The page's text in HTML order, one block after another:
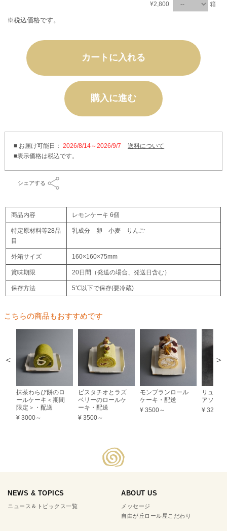
¥2,800 箱
※税込価格です。
カートに入れる
購入に進む
■ お届け可能日：2026/8/14～2026/9/7 送料について
シェアする
商品内容 レモンケーキ 6個
特定原材料等28品
目
乳成分 卵 小麦 りんご
外箱サイズ 160×160×75mm
賞味期限 20日間（発送の場合、発送日含む）
保存方法 5℃以下で保存(要冷蔵)
こちらの商品もおすすめです
抹茶わらび餅のロ
ールケーキ＜期間
限定＞・配送
¥ 3000～
ピスタチオとラズ
ベリーのロールケ
ーキ・配送
¥ 3500～
モンブランロール
ケーキ・配送
¥ 3500～
リュク
アソート
¥ 3200
NEWS & TOPICS
ニュース＆トピックス一覧
ABOUT US
メッセージ
自由が丘ロール屋こだわり